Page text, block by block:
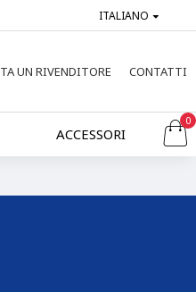
ITALIANO
UN RIVENDITORE CONTATTI
ACCESSORI
0